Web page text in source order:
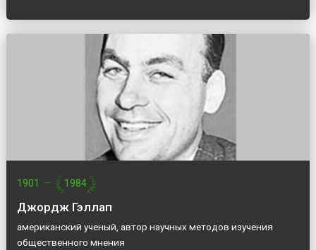
1901 — 1984
Джордж Гэллап
американский ученый, автор научных методов изучения
общественного мнения